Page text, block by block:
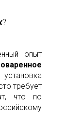
?
опыт
требует
что по